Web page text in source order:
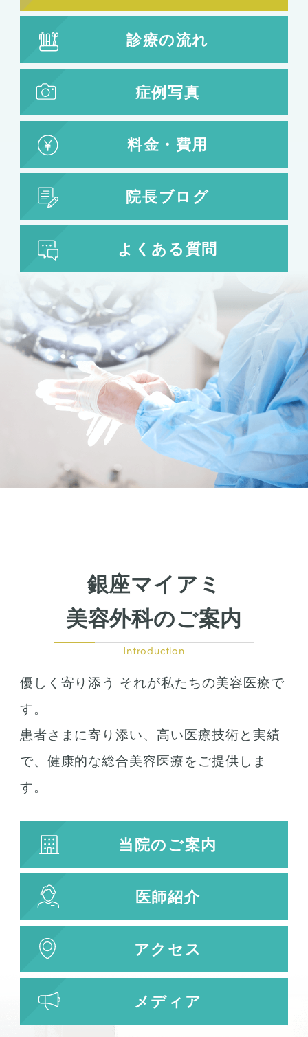
診療の流れ
症例写真
料金・費用
院長ブログ
よくある質問
銀座マイアミ
美容外科のご案内
Introduction
優しく寄り添う それが私たちの美容医療で
す。
患者さまに寄り添い、高い医療技術と実績
で、健康的な総合美容医療をご提供しま
す。
当院のご案内
医師紹介
アクセス
メディア